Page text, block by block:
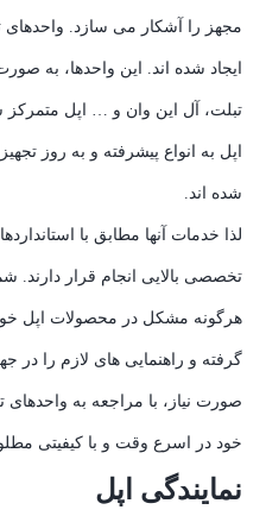
مجهز را آشکار می سازد. واحدهای
ایجاد شده اند. این واحدها، به
تبلت، آل این وان و … اپل متمرکز
اپل به انواع پیشرفته و به روز
شده اند.
لذا خدمات آنها مطابق با
تخصصی بالایی انجام قرار دارند.
هرگونه مشکل در محصولات اپل
گرفته و راهنمایی های لازم را در
صورت نیاز، با مراجعه به
خود در اسرع وقت و با کیفیتی
نمایندگی اپل